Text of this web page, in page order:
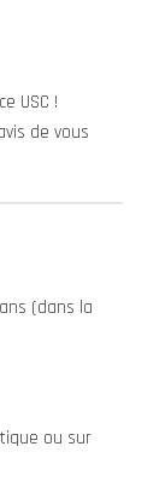
USC !
de vous
(dans la
ou sur